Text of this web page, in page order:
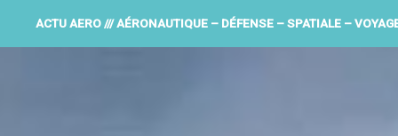
ACTU AERO /// AÉRONAUTIQUE – DÉFENSE – SPATIALE –